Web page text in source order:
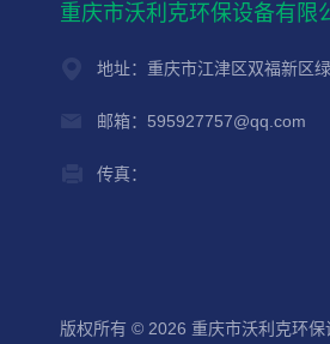
重庆市沃利克环保设备有限
地址：重庆市江津区双福新区
邮箱：595927757@qq.com
传真：
版权所有 © 2026 重庆市沃利克环